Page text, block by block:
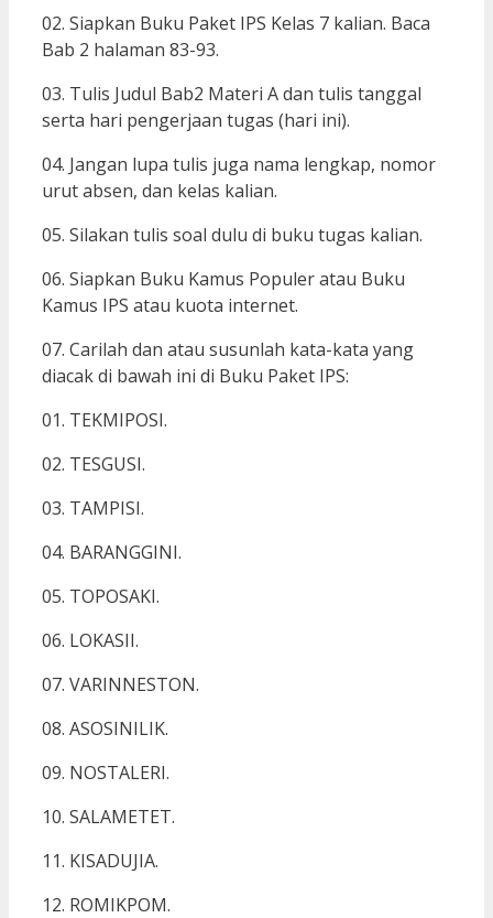
02. Siapkan Buku Paket IPS Kelas 7 kalian. Baca
Bab 2 halaman 83-93.
03. Tulis Judul Bab2 Materi A dan tulis tanggal
serta hari pengerjaan tugas (hari ini).
04. Jangan lupa tulis juga nama lengkap, nomor
urut absen, dan kelas kalian.
05. Silakan tulis soal dulu di buku tugas kalian.
06. Siapkan Buku Kamus Populer atau Buku
Kamus IPS atau kuota internet.
07. Carilah dan atau susunlah kata-kata yang
diacak di bawah ini di Buku Paket IPS:
01. TEKMIPOSI.
02. TESGUSI.
03. TAMPISI.
04. BARANGGINI.
05. TOPOSAKI.
06. LOKASII.
07. VARINNESTON.
08. ASOSINILIK.
09. NOSTALERI.
10. SALAMETET.
11. KISADUJIA.
12. ROMIKPOM.